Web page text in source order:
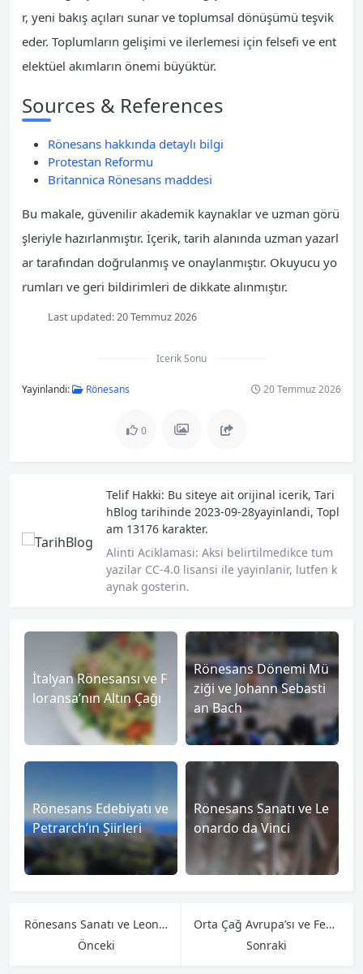
r, yeni bakış açıları sunar ve toplumsal dönüşümü teşvik
eder. Toplumların gelişimi ve ilerlemesi için felsefi ve ent
elektüel akımların önemi büyüktür.
Sources & References
Rönesans hakkında detaylı bilgi
Protestan Reformu
Britannica Rönesans maddesi
Bu makale, güvenilir akademik kaynaklar ve uzman görü
şleriyle hazırlanmıştır. İçerik, tarih alanında uzman yazarl
ar tarafından doğrulanmış ve onaylanmıştır. Okuyucu yo
rumları ve geri bildirimleri de dikkate alınmıştır.
Last updated:20 Temmuz 2026
Icerik Sonu
Yayinlandi: Rönesans 20 Temmuz 2026
0
Telif Hakki: Bu siteye ait orijinal icerik, Tari
hBlog tarihinde 2023-09-28yayinlandi, Topl
am 13176 karakter.
Alinti Aciklamasi: Aksi belirtilmedikce tum
yazilar CC-4.0 lisansi ile yayinlanir, lutfen k
aynak gosterin.
İtalyan Rönesansı ve F
loransa’nın Altın Çağı
Rönesans Dönemi Mü
ziği ve Johann Sebasti
an Bach
Rönesans Edebiyatı ve
Petrarch’ın Şiirleri
Rönesans Sanatı ve Le
onardo da Vinci
Rönesans Sanatı ve Leonardo da Vinci
Önceki
Orta Çağ Avrupa’sı ve Feodalizmin Yükselişi
Sonraki